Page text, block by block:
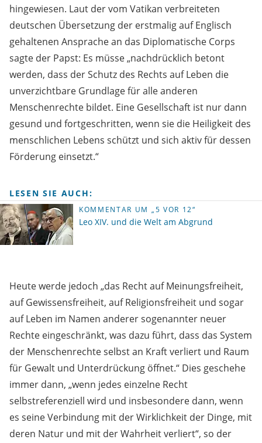
hingewiesen. Laut der vom Vatikan verbreiteten
deutschen Übersetzung der erstmalig auf Englisch
gehaltenen Ansprache an das Diplomatische Corps
sagte der Papst: Es müsse „nachdrücklich betont
werden, dass der Schutz des Rechts auf Leben die
unverzichtbare Grundlage für alle anderen
Menschenrechte bildet. Eine Gesellschaft ist nur dann
gesund und fortgeschritten, wenn sie die Heiligkeit des
menschlichen Lebens schützt und sich aktiv für dessen
Förderung einsetzt.“
LESEN SIE AUCH:
KOMMENTAR UM „5 VOR 12“
Leo XIV. und die Welt am Abgrund
Heute werde jedoch „das Recht auf Meinungsfreiheit,
auf Gewissensfreiheit, auf Religionsfreiheit und sogar
auf Leben im Namen anderer sogenannter neuer
Rechte eingeschränkt, was dazu führt, dass das System
der Menschenrechte selbst an Kraft verliert und Raum
für Gewalt und Unterdrückung öffnet.“ Dies geschehe
immer dann, „wenn jedes einzelne Recht
selbstreferenziell wird und insbesondere dann, wenn
es seine Verbindung mit der Wirklichkeit der Dinge, mit
deren Natur und mit der Wahrheit verliert“, so der